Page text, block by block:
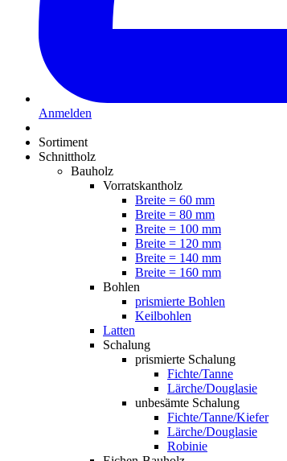
Anmelden
Sortiment
Schnittholz
Bauholz
Vorratskantholz
Breite = 60 mm
Breite = 80 mm
Breite = 100 mm
Breite = 120 mm
Breite = 140 mm
Breite = 160 mm
Bohlen
prismierte Bohlen
Keilbohlen
Latten
Schalung
prismierte Schalung
Fichte/Tanne
Lärche/Douglasie
unbesämte Schalung
Fichte/Tanne/Kiefer
Lärche/Douglasie
Robinie